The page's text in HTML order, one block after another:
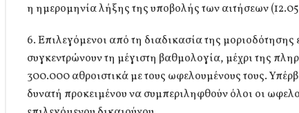
η ημερομηνία λήξης της υποβολής των αιτήσεων
6. Επιλεγόμενοι από τη διαδικασία της μοριοδότησης
συγκεντρώνουν τη μέγιστη βαθμολογία, μέχρι της
300.000 αθροιστικά με τους ωφελουμένους τους.
δυνατή προκειμένου να συμπεριληφθούν όλοι οι